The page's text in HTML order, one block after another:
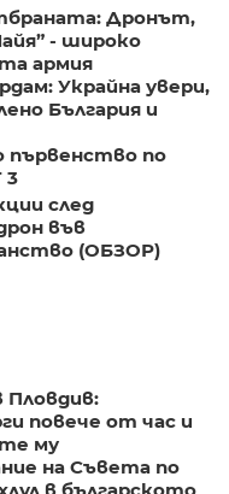
Дронът,
- широко
армия
Украйна увери,
България и
първенство по
3
след
във
(ОБЗОР)
повече от час и
му
на Съвета по